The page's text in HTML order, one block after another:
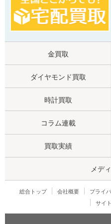
金買取
ダイヤモンド買取
時計買取
コラム連載
買取実績
メデ
総合トップ 会社概要 プライ
サイ